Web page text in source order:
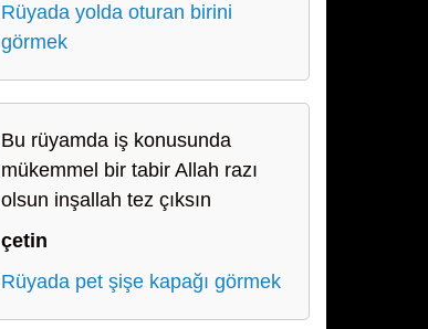
Rüyada yolda oturan birini
görmek
Bu rüyamda iş konusunda
mükemmel bir tabir Allah razı
olsun inşallah tez çıksın
çetin
Rüyada pet şişe kapağı görmek